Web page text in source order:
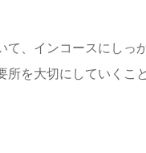
、インコースにしっ
を大切にしていくこ